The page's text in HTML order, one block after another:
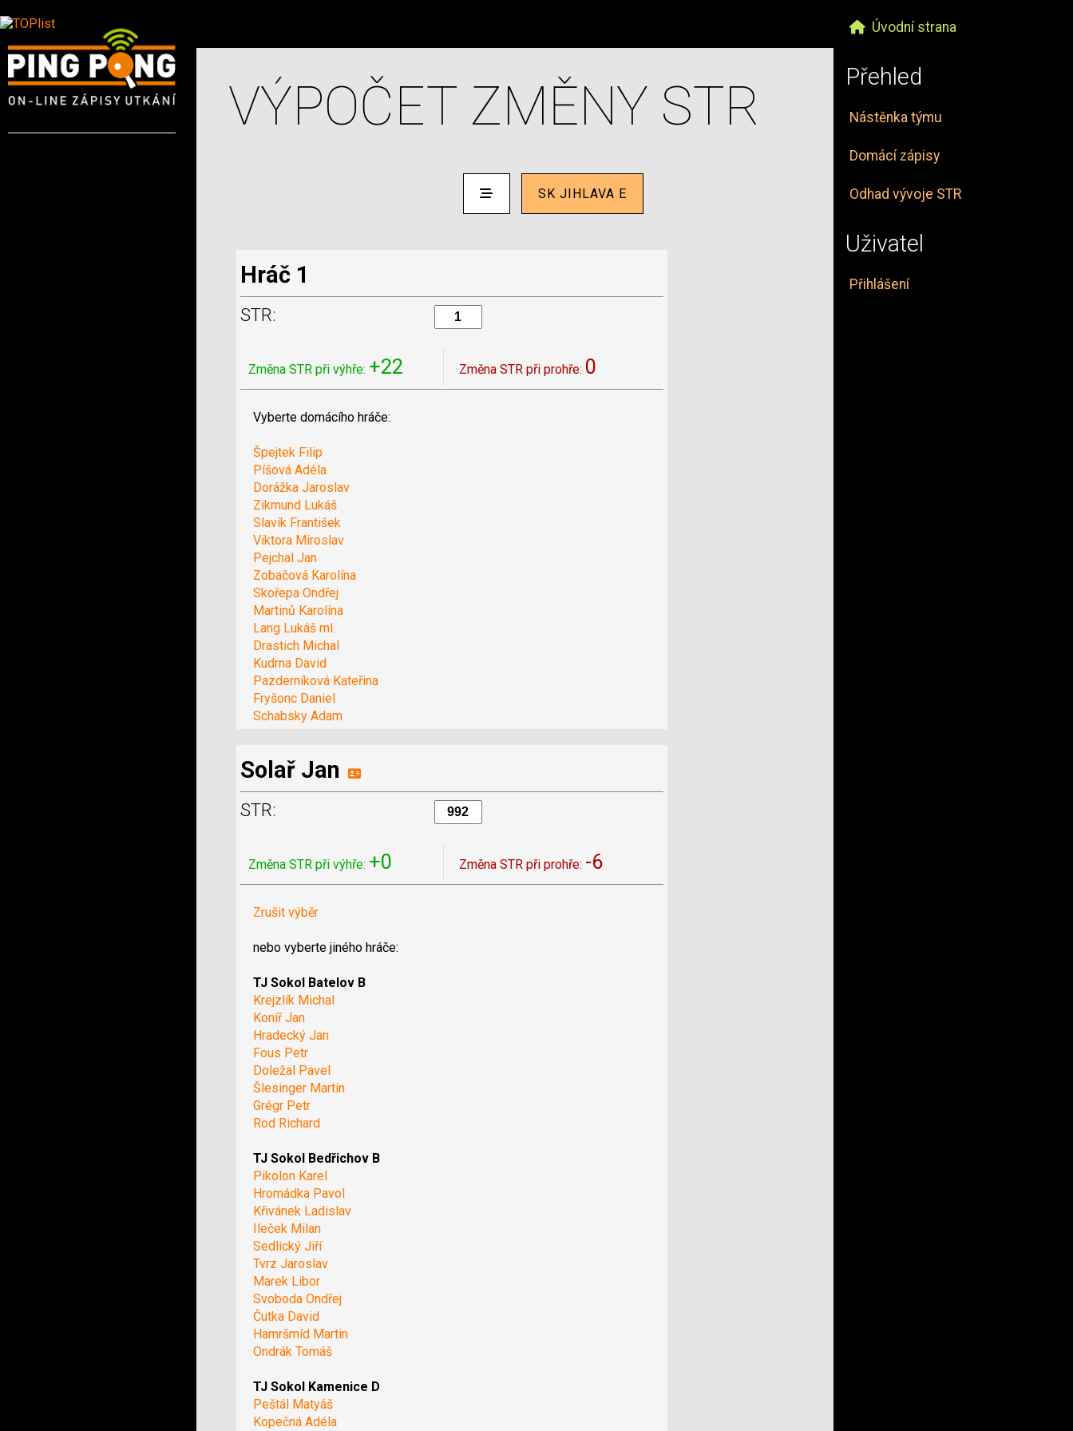
Úvodní strana
Přehled
Nástěnka týmu
Domácí zápisy
Odhad vývoje STR
Uživatel
Přihlášení
VÝPOČET ZMĚNY STR
SK JIHLAVA E
Hráč 1
STR:
Změna STR při výhře: +22 Změna STR při prohře: 0
Vyberte domácího hráče:
Špejtek Filip
Píšová Adéla
Dorážka Jaroslav
Zikmund Lukáš
Slavík František
Viktora Miroslav
Pejchal Jan
Zobačová Karolína
Skořepa Ondřej
Martinů Karolína
Lang Lukáš ml.
Drastich Michal
Kudrna David
Pazderníková Kateřina
Fryšonc Daniel
Schabsky Adam
Solař Jan
STR:
Změna STR při výhře: +0 Změna STR při prohře: -6
Zrušit výběr
nebo vyberte jiného hráče:
TJ Sokol Batelov B
Krejzlík Michal
Koníř Jan
Hradecký Jan
Fous Petr
Doležal Pavel
Šlesinger Martin
Grégr Petr
Rod Richard
TJ Sokol Bedřichov B
Pikolon Karel
Hromádka Pavol
Křivánek Ladislav
Ileček Milan
Sedlický Jiří
Tvrz Jaroslav
Marek Libor
Svoboda Ondřej
Čutka David
Hamršmíd Martin
Ondrák Tomáš
TJ Sokol Kamenice D
Peštál Matyáš
Kopečná Adéla